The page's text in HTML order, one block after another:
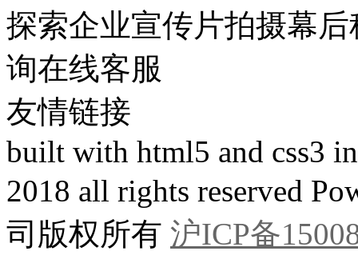
探索企业宣传片拍摄幕后
询在线客服
友情链接
built with html5 and css3
2018 all rights reserved
司版权所有 沪ICP备